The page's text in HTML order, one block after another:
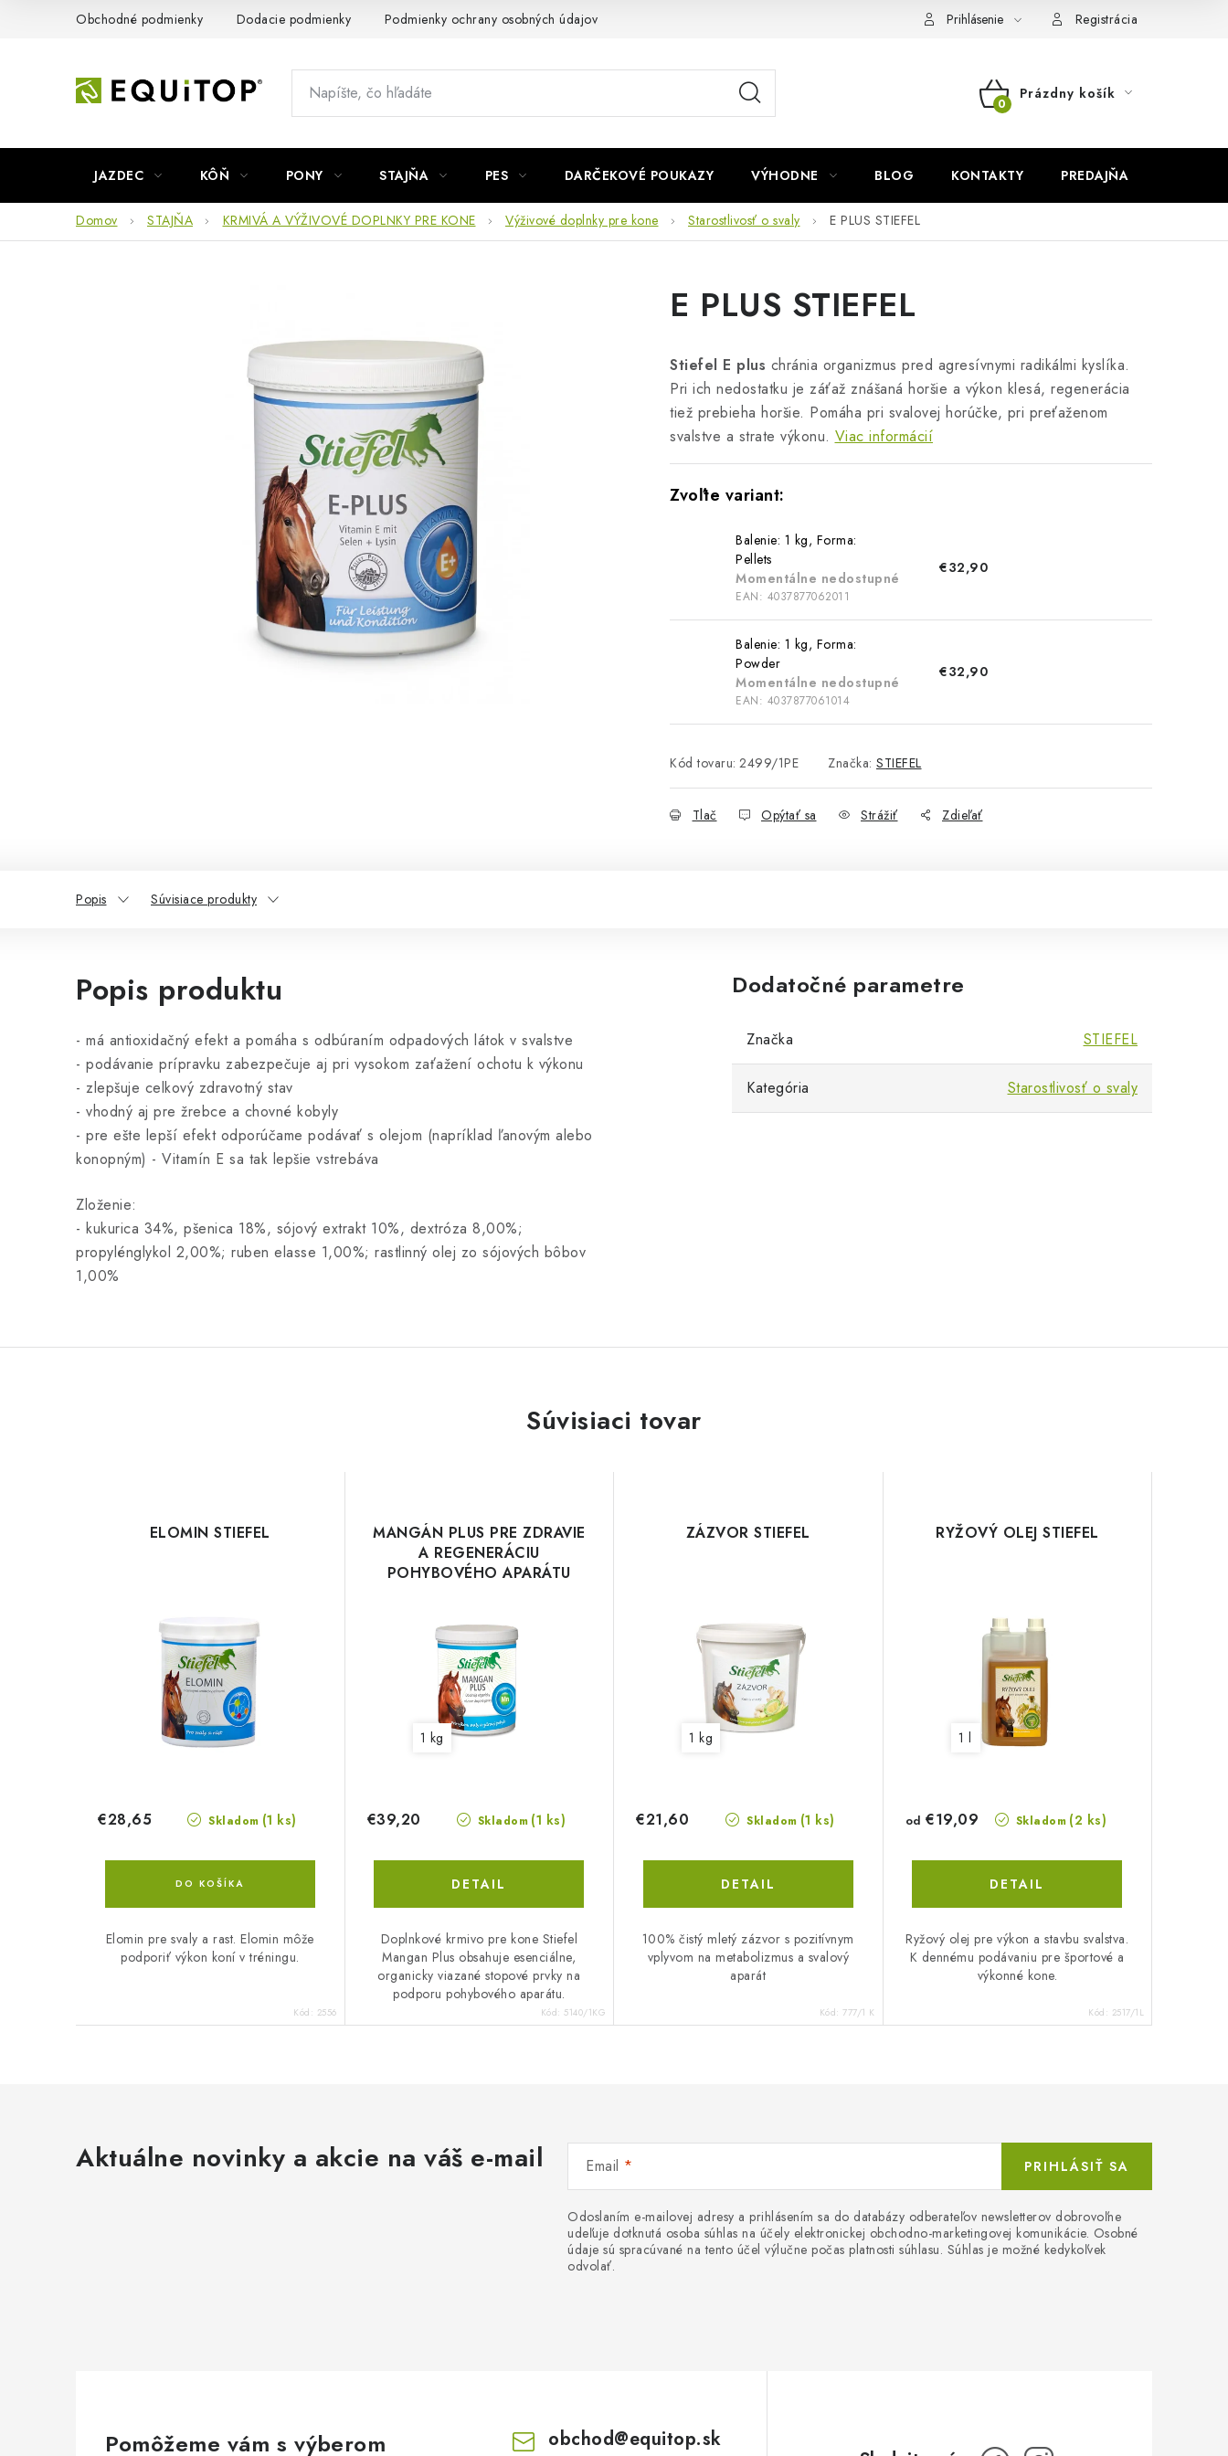
Obchodné podmienky Dodacie podmienky Podmienky ochrany osobných údajov Prihlásenie Registrácia
NÁKUPNÝ
Prázdny košík
JAZDEC KÔŇ PONY STAJŇA PES DARČEKOVÉ POUKAZY VÝHODNE BLOG KONTAKTY PREDAJŇA
Domov STAJŇA KRMIVÁ A VÝŽIVOVÉ DOPLNKY PRE KONE Výživové doplnky pre kone Starostlivosť o svaly E PLUS STIEFEL
E PLUS STIEFEL
Stiefel E plus chránia organizmus pred agresívnymi radikálmi kyslíka.
Pri ich nedostatku je záťaž znášaná horšie a výkon klesá, regenerácia
tiež prebieha horšie. Pomáha pri svalovej horúčke, pri preťaženom
svalstve a strate výkonu. Viac informácií
Balenie: 1 kg, Forma:
Pellets
Momentálne nedostupné
EAN: 4037877062011
€32,90
Balenie: 1 kg, Forma:
Powder
Momentálne nedostupné
EAN: 4037877061014
€32,90
Kód tovaru: 2499/1PE Značka: STIEFEL
Tlač Opýtať sa Strážiť Zdieľať
Popis Súvisiace produkty
Popis produktu
- má antioxidačný efekt a pomáha s odbúraním odpadových látok v svalstve
- podávanie prípravku zabezpečuje aj pri vysokom zaťažení ochotu k výkonu
- zlepšuje celkový zdravotný stav
- vhodný aj pre žrebce a chovné kobyly
- pre ešte lepší efekt odporúčame podávať s olejom (napríklad ľanovým alebo
konopným) - Vitamín E sa tak lepšie vstrebáva
Zloženie:
- kukurica 34%, pšenica 18%, sójový extrakt 10%, dextróza 8,00%;
propylénglykol 2,00%; ruben elasse 1,00%; rastlinný olej zo sójových bôbov
1,00%
Dodatočné parametre
Značka STIEFEL
Kategória Starostlivosť o svaly
Súvisiaci tovar
ELOMIN STIEFEL
Skladom (1 ks)
€28,65
DO KOŠÍKA
Elomin pre svaly a rast. Elomin môže
podporiť výkon koní v tréningu.
Kód: 2556
MANGÁN PLUS PRE ZDRAVIE
A REGENERÁCIU
POHYBOVÉHO APARÁTU
1 kg
Skladom (1 ks)
€39,20
DETAIL
Doplnkové krmivo pre kone Stiefel
Mangan Plus obsahuje esenciálne,
organicky viazané stopové prvky na
podporu pohybového aparátu.
Kód: 5140/1KG
ZÁZVOR STIEFEL
1 kg
Skladom (1 ks)
€21,60
DETAIL
100% čistý mletý zázvor s pozitívnym
vplyvom na metabolizmus a svalový
aparát
Kód: 777/1 K
RYŽOVÝ OLEJ STIEFEL
1 l
Skladom (2 ks)
od €19,09
DETAIL
Ryžový olej pre výkon a stavbu svalstva.
K dennému podávaniu pre športové a
výkonné kone.
Kód: 2517/1L
Aktuálne novinky a akcie na váš e-mail Email
Odoslaním e-mailovej adresy a prihlásením sa do databázy odberateľov newsletterov dobrovoľne
udeľuje dotknutá osoba súhlas na účely elektronickej obchodno-marketingovej komunikácie. Osobné
údaje sú spracúvané na tento účel výlučne počas platnosti súhlasu. Súhlas je možné kedykoľvek
odvolať.
PRIHLÁSIŤ SA
Pomôžeme vám s výberom obchod@equitop.sk